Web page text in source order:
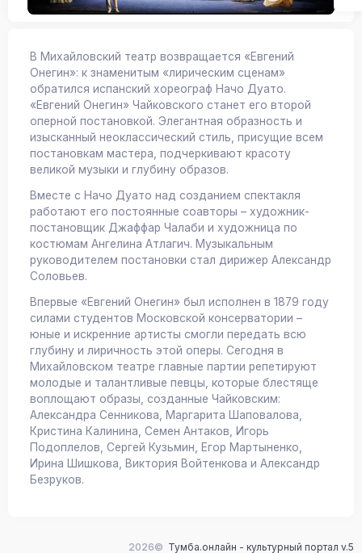
В Михайловский театр возвращается «Евгений
Онегин»: к знаменитым «лирическим сценам»
обратился испанский хореограф Начо Дуато.
«Евгений Онегин» Чайковского станет его второй
оперной постановкой. Элегантная образность и
изысканный неоклассический стиль, присущие всем
постановкам мастера, подчеркивают красоту
великой музыки и глубину образов.
Вместе с Начо Дуато над созданием спектакля
работают его постоянные соавторы – художник-
постановщик Джаффар Чалаби и художница по
костюмам Ангелина Атлагич. Музыкальным
руководителем постановки стал дирижер Александр
Соловьев.
Впервые «Евгений Онегин» был исполнен в 1879 году
силами студентов Московской консерватории –
юные и искренние артисты смогли передать всю
глубину и лиричность этой оперы. Сегодня в
Михайловском театре главные партии репетируют
молодые и талантливые певцы, которые блестяще
воплощают образы, созданные Чайковским:
Александра Сенникова, Маргарита Шаповалова,
Кристина Калинина, Семен Антаков, Игорь
Подоплелов, Сергей Кузьмин, Егор Мартыненко,
Ирина Шишкова, Виктория Войтенкова и Александр
Безруков.
2026© Тумба.онлайн - культурный портал v.5